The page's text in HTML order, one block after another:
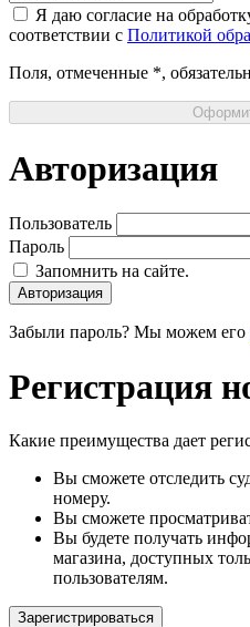
Я даю согласие на
соответствии с Политикой
Поля, отмеченные *,
Авторизация
Пользователь
Пароль
Запомнить на сайте.
Авторизация
Забыли пароль? Мы можем его
Регистрация
Какие преимущества дает
Вы сможете отследить
номеру.
Вы сможете
Вы будете получать
магазина, доступных
пользователям.
Зарегистрироваться